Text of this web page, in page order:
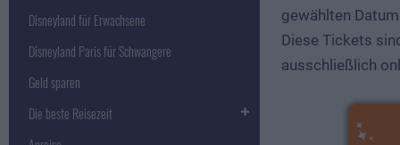
gewählten
Diese Tickets
ausschließlich
Disneyland für Erwachsene
Disneyland Paris für Schwangere
Geld sparen
Die beste Reisezeit